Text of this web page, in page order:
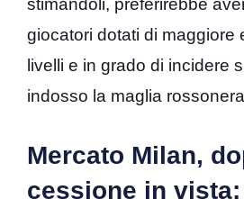
stimandoli, preferirebbe
giocatori dotati di maggiore
livelli e in grado di incidere
indosso la maglia
Mercato Milan,
cessione in vista: